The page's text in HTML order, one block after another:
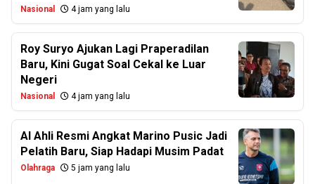
Nasional 4 jam yang lalu
Roy Suryo Ajukan Lagi Praperadilan
Baru, Kini Gugat Soal Cekal ke Luar
Negeri
Nasional 4 jam yang lalu
Al Ahli Resmi Angkat Marino Pusic Jadi
Pelatih Baru, Siap Hadapi Musim Padat
Olahraga 5 jam yang lalu